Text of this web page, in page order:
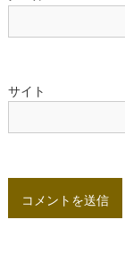
サイト